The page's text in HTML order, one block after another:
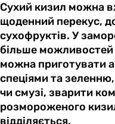
Сухий кизил можна
щоденний перекус,
сухофруктів. У
більше
можна приготувати
спеціями та
чи смузі, зварити
розмороженого
відділяється.